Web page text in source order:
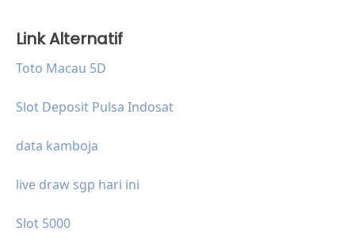
Link Alternatif
Toto Macau 5D
Slot Deposit Pulsa Indosat
data kamboja
live draw sgp hari ini
Slot 5000